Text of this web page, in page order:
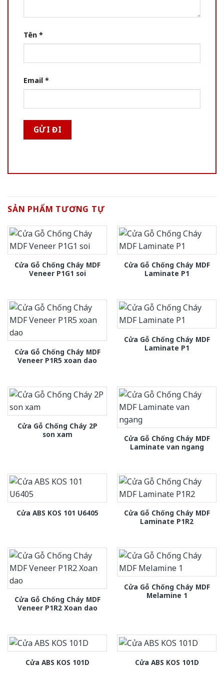
Tên *
Email *
SẢN PHẨM TƯƠNG TỰ
Cửa Gỗ Chống Cháy MDF
Veneer P1G1 soi
Cửa Gỗ Chống Cháy MDF
Laminate P1
Cửa Gỗ Chống Cháy MDF
Veneer P1R5 xoan dao
Cửa Gỗ Chống Cháy MDF
Laminate P1
Cửa Gỗ Chống Cháy 2P
son xam
Cửa Gỗ Chống Cháy MDF
Laminate van ngang
Cửa ABS KOS 101 U6405
Cửa Gỗ Chống Cháy MDF
Laminate P1R2
Cửa Gỗ Chống Cháy MDF
Veneer P1R2 Xoan dao
Cửa Gỗ Chống Cháy MDF
Melamine 1
Cửa ABS KOS 101D Cửa ABS KOS 101D